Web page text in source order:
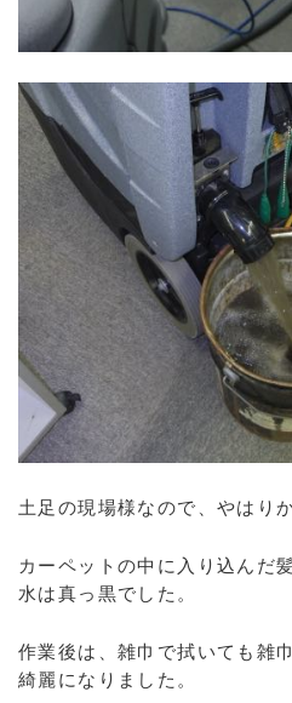
土足の現場様なので、やはり
カーペットの中に入り込んだ
水は真っ黒でした。
作業後は、雑巾で拭いても雑
綺麗になりました。